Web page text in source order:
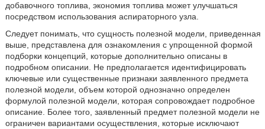
добавочного топлива, экономия топлива может улучшаться
посредством использования аспираторного узла.
Следует понимать, что сущность полезной модели, приведенная
выше, представлена для ознакомления с упрощенной формой
подборки концепций, которые дополнительно описаны в
подробном описании. Не предполагается идентифицировать
ключевые или существенные признаки заявленного предмета
полезной модели, объем которой однозначно определен
формулой полезной модели, которая сопровождает подробное
описание. Более того, заявленный предмет полезной модели не
ограничен вариантами осуществления, которые исключают